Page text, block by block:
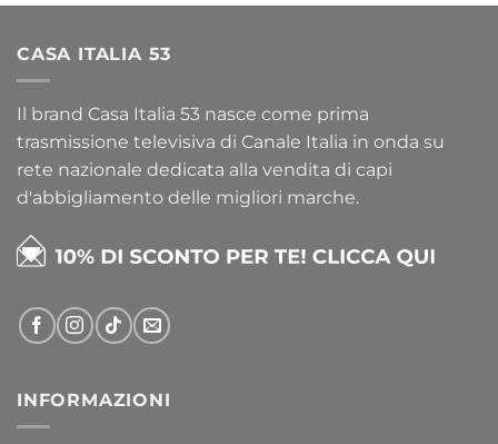
CASA ITALIA 53
Il brand Casa Italia 53 nasce come prima
trasmissione televisiva di Canale Italia in onda su
rete nazionale dedicata alla vendita di capi
d'abbigliamento delle migliori marche.
INFORMAZIONI